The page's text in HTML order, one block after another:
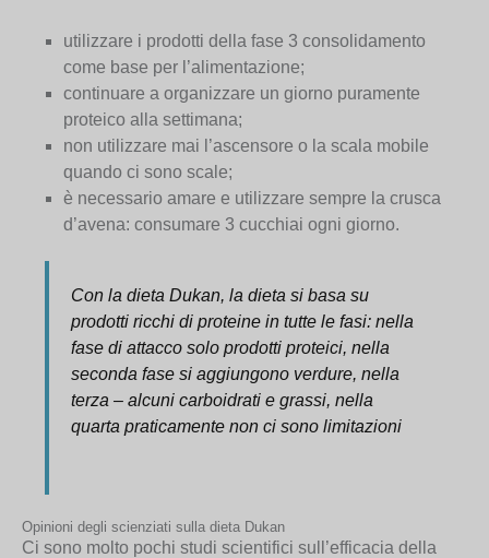
utilizzare i prodotti della fase 3 consolidamento
come base per l’alimentazione;
continuare a organizzare un giorno puramente
proteico alla settimana;
non utilizzare mai l’ascensore o la scala mobile
quando ci sono scale;
è necessario amare e utilizzare sempre la crusca
d’avena: consumare 3 cucchiai ogni giorno.
Con la dieta Dukan, la dieta si basa su
prodotti ricchi di proteine in tutte le fasi: nella
fase di attacco solo prodotti proteici, nella
seconda fase si aggiungono verdure, nella
terza – alcuni carboidrati e grassi, nella
quarta praticamente non ci sono limitazioni
Opinioni degli scienziati sulla dieta Dukan
Ci sono molto pochi studi scientifici sull’efficacia della